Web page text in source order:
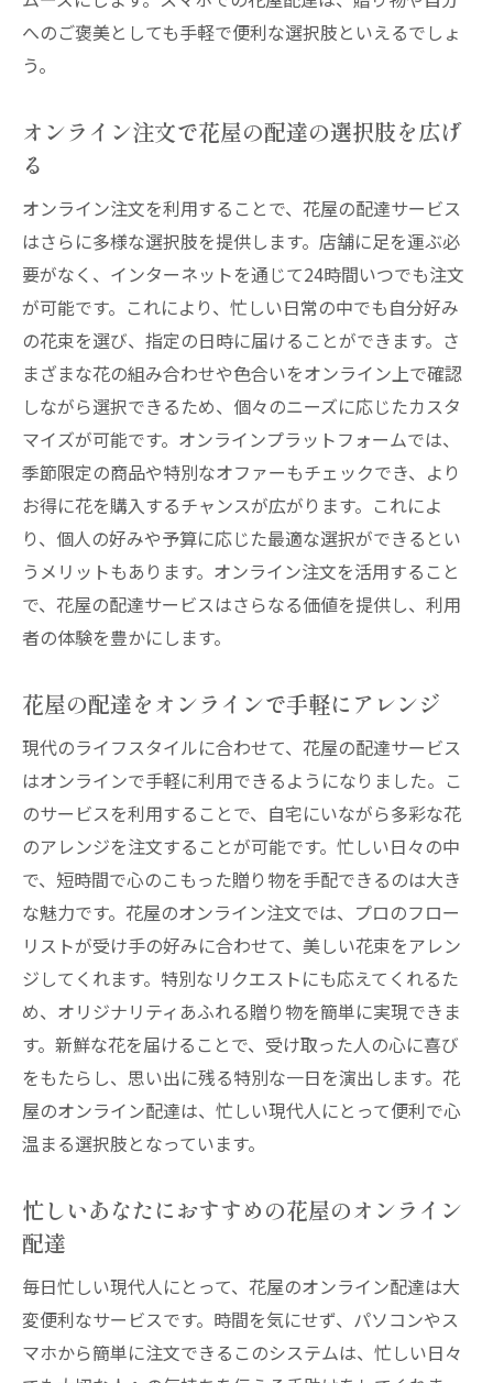
へのご褒美としても手軽で便利な選択肢といえるでしょ
う。
オンライン注文で花屋の配達の選択肢を広げ
る
オンライン注文を利用することで、花屋の配達サービス
はさらに多様な選択肢を提供します。店舗に足を運ぶ必
要がなく、インターネットを通じて24時間いつでも注文
が可能です。これにより、忙しい日常の中でも自分好み
の花束を選び、指定の日時に届けることができます。さ
まざまな花の組み合わせや色合いをオンライン上で確認
しながら選択できるため、個々のニーズに応じたカスタ
マイズが可能です。オンラインプラットフォームでは、
季節限定の商品や特別なオファーもチェックでき、より
お得に花を購入するチャンスが広がります。これによ
り、個人の好みや予算に応じた最適な選択ができるとい
うメリットもあります。オンライン注文を活用すること
で、花屋の配達サービスはさらなる価値を提供し、利用
者の体験を豊かにします。
花屋の配達をオンラインで手軽にアレンジ
現代のライフスタイルに合わせて、花屋の配達サービス
はオンラインで手軽に利用できるようになりました。こ
のサービスを利用することで、自宅にいながら多彩な花
のアレンジを注文することが可能です。忙しい日々の中
で、短時間で心のこもった贈り物を手配できるのは大き
な魅力です。花屋のオンライン注文では、プロのフロー
リストが受け手の好みに合わせて、美しい花束をアレン
ジしてくれます。特別なリクエストにも応えてくれるた
め、オリジナリティあふれる贈り物を簡単に実現できま
す。新鮮な花を届けることで、受け取った人の心に喜び
をもたらし、思い出に残る特別な一日を演出します。花
屋のオンライン配達は、忙しい現代人にとって便利で心
温まる選択肢となっています。
忙しいあなたにおすすめの花屋のオンライン
配達
毎日忙しい現代人にとって、花屋のオンライン配達は大
変便利なサービスです。時間を気にせず、パソコンやス
マホから簡単に注文できるこのシステムは、忙しい日々